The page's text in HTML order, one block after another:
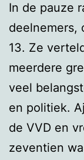
In de pauze
deelnemers,
13. Ze
meerdere
veel
en politiek.
de VVD en
zeventien